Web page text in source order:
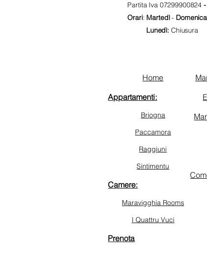
Partita Iva 07299900824 -
Orari: Martedì- Domenica
Lunedì: Chiusura
Home
Appartamenti:
Briogna
Paccamora
Raggiuni
Sintimentu
Camere:
Maravigghia Rooms
I Quattru Vuci
Prenota